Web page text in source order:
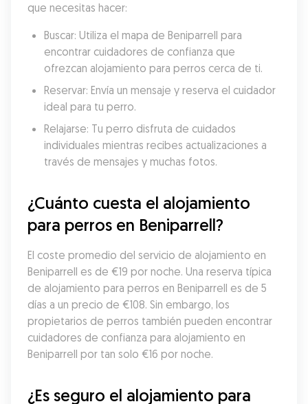
que necesitas hacer:
Buscar: Utiliza el mapa de Beniparrell para
encontrar cuidadores de confianza que
ofrezcan alojamiento para perros cerca de ti.
Reservar: Envía un mensaje y reserva el cuidador
ideal para tu perro.
Relajarse: Tu perro disfruta de cuidados
individuales mientras recibes actualizaciones a
través de mensajes y muchas fotos.
¿Cuánto cuesta el alojamiento
para perros en Beniparrell?
El coste promedio del servicio de alojamiento en
Beniparrell es de €19 por noche. Una reserva típica
de alojamiento para perros en Beniparrell es de 5
días a un precio de €108. Sin embargo, los
propietarios de perros también pueden encontrar
cuidadores de confianza para alojamiento en
Beniparrell por tan solo €16 por noche.
¿Es seguro el alojamiento para